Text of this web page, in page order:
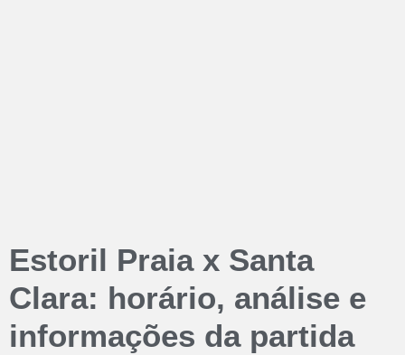
Estoril Praia x Santa
Clara: horário, análise e
informações da partida